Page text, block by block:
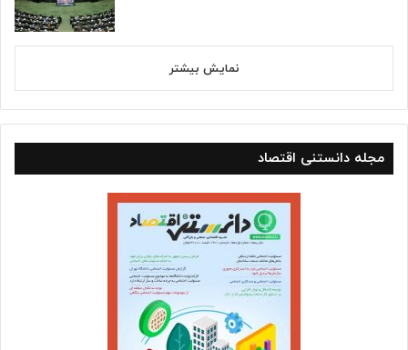
نمایش بیشتر
مجله دانستنی اقتصاد